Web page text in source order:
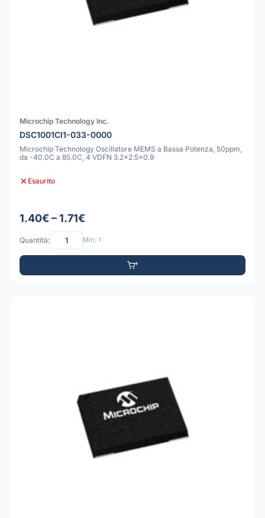
Microchip Technology Inc.
DSC1001CI1-033-0000
Microchip Technology Oscillatore MEMS a Bassa Potenza, 50ppm,
da -40.0C a 85.0C, 4 VDFN 3.2x2.5x0.9
Esaurito
1.40€ – 1.71€
Quantità: Min: 1